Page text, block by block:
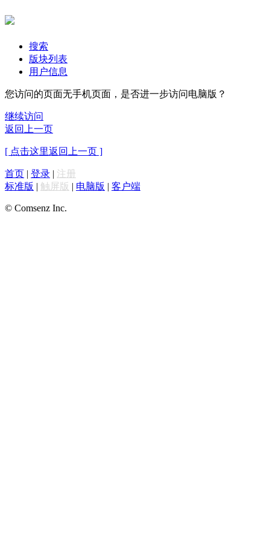
搜索
版块列表
用户信息
您访问的页面无手机页面，是否进一步访问电脑版？
继续访问
返回上一页
[ 点击这里返回上一页 ]
首页 | 登录 | 注册
标准版 | 触屏版 | 电脑版 | 客户端
© Comsenz Inc.